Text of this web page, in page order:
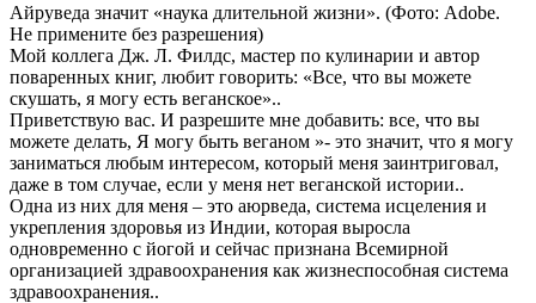
Айруведа значит «наука длительной жизни». (Фото: Adobe.
Не примените без разрешения)
Мой коллега Дж. Л. Филдс, мастер по кулинарии и автор
поваренных книг, любит говорить: «Все, что вы можете
скушать, я могу есть веганское»..
Приветствую вас. И разрешите мне добавить: все, что вы
можете делать, Я могу быть веганом »- это значит, что я могу
заниматься любым интересом, который меня заинтриговал,
даже в том случае, если у меня нет веганской истории..
Одна из них для меня – это аюрведа, система исцеления и
укрепления здоровья из Индии, которая выросла
одновременно с йогой и сейчас признана Всемирной
организацией здравоохранения как жизнеспособная система
здравоохранения..